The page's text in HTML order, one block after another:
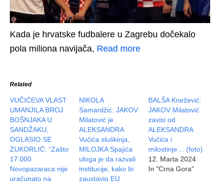
Kada je hrvatske fudbalere u Zagrebu dočekalo
pola miliona navijača, Read more
Related
VUČIĆEVA VLAST
UMANJILA BROJ
BOŠNJAKA U
SANDŽAKU,
OGLASIO SE
ZUKORLIĆ: “Zašto
17.000
Novopazaraca nije
uračunato na
NIKOLA
Samardžić: JAKOV
Milatović je
ALEKSANDRA
Vučića sluškinja,
MILOJKA Spajića
uloga je da razvali
institucije, kako bi
zaustavio EU
BALŠA Knežević:
JAKOV Milatović
zavisi od
ALEKSANDRA
Vučića i
milostinje… (foto)
12. Marta 2024
In "Crna Gora"